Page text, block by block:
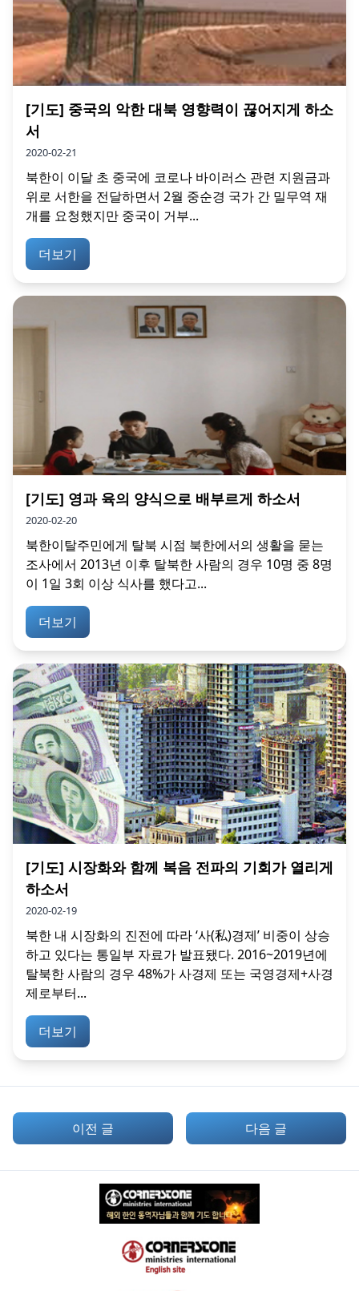
[기도] 중국의 악한 대북 영향력이 끊어지게 하소
서
2020-02-21
북한이 이달 초 중국에 코로나 바이러스 관련 지원금과
위로 서한을 전달하면서 2월 중순경 국가 간 밀무역 재
개를 요청했지만 중국이 거부...
더보기
[기도] 영과 육의 양식으로 배부르게 하소서
2020-02-20
북한이탈주민에게 탈북 시점 북한에서의 생활을 묻는
조사에서 2013년 이후 탈북한 사람의 경우 10명 중 8명
이 1일 3회 이상 식사를 했다고...
더보기
[기도] 시장화와 함께 복음 전파의 기회가 열리게
하소서
2020-02-19
북한 내 시장화의 진전에 따라 ‘사(私)경제’ 비중이 상승
하고 있다는 통일부 자료가 발표됐다. 2016~2019년에
탈북한 사람의 경우 48%가 사경제 또는 국영경제+사경
제로부터...
더보기
이전 글 다음 글